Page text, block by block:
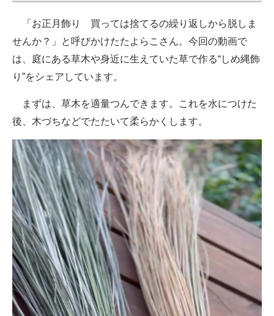
「お正月飾り 買っては捨てるの繰り返しから脱しま
せんか？」と呼びかけたたよらこさん。今回の動画で
は、庭にある草木や身近に生えていた草で作る“しめ縄飾
り”をシェアしています。
まずは、草木を適量つんできます。これを水につけた
後、木づちなどでたたいて柔らかくします。